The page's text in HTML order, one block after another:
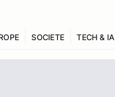
SOCIETE TECH & IA